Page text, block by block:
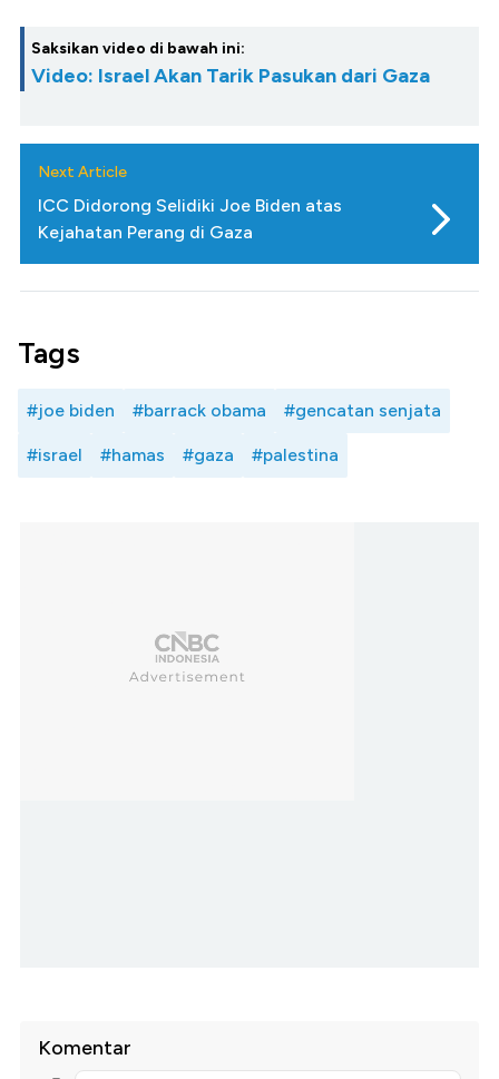
Saksikan video di bawah ini:
Video: Israel Akan Tarik Pasukan dari Gaza
Next Article
ICC Didorong Selidiki Joe Biden atas
Kejahatan Perang di Gaza
Tags
#joe biden #barrack obama #gencatan senjata
#israel #hamas #gaza #palestina
Komentar